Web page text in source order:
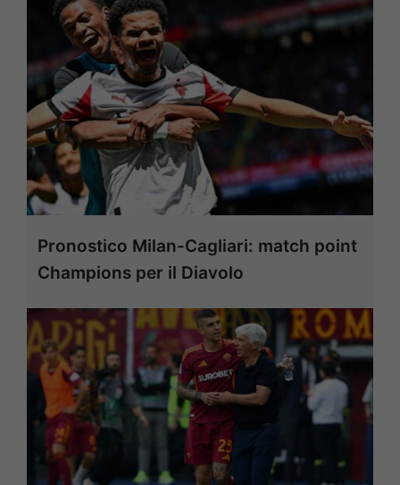
Pronostico Milan-Cagliari: match point
Champions per il Diavolo